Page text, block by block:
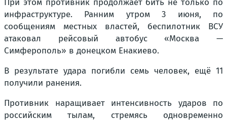
При этом противник продолжает бить не только по
инфраструктуре. Ранним утром 3 июня, по
сообщениям местных властей, беспилотник ВСУ
атаковал рейсовый автобус «Москва —
Симферополь» в донецком Енакиево.
В результате удара погибли семь человек, ещё 11
получили ранения.
Противник наращивает интенсивность ударов по
российским тылам, стремясь одновременно